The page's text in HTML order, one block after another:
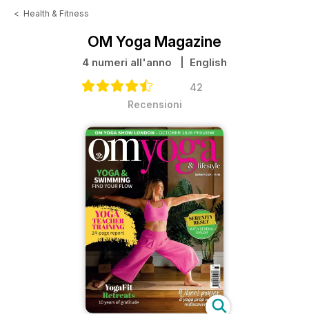
< Health & Fitness
OM Yoga Magazine
4 numeri all'anno | English
42
Recensioni